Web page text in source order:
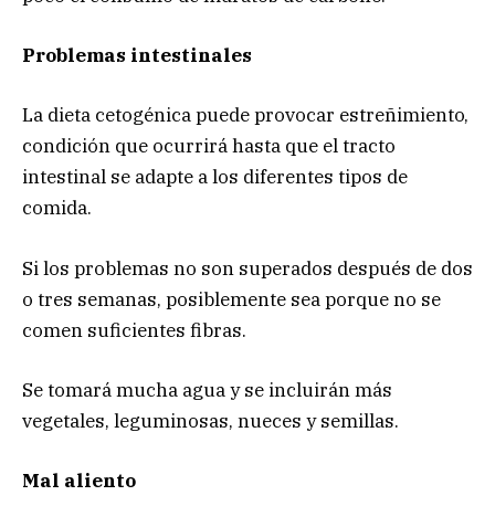
Problemas intestinales
La dieta cetogénica puede provocar estreñimiento,
condición que ocurrirá hasta que el tracto
intestinal se adapte a los diferentes tipos de
comida.
Si los problemas no son superados después de dos
o tres semanas, posiblemente sea porque no se
comen suficientes fibras.
Se tomará mucha agua y se incluirán más
vegetales, leguminosas, nueces y semillas.
Mal aliento